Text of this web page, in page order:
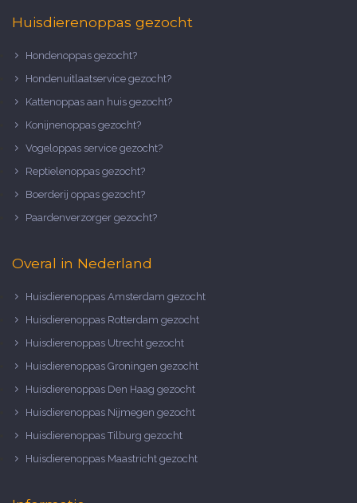
Huisdierenoppas gezocht
Hondenoppas gezocht?
Hondenuitlaatservice gezocht?
Kattenoppas aan huis gezocht?
Konijnenoppas gezocht?
Vogeloppas service gezocht?
Reptielenoppas gezocht?
Boerderij oppas gezocht?
Paardenverzorger gezocht?
Overal in Nederland
Huisdierenoppas Amsterdam gezocht
Huisdierenoppas Rotterdam gezocht
Huisdierenoppas Utrecht gezocht
Huisdierenoppas Groningen gezocht
Huisdierenoppas Den Haag gezocht
Huisdierenoppas Nijmegen gezocht
Huisdierenoppas Tilburg gezocht
Huisdierenoppas Maastricht gezocht